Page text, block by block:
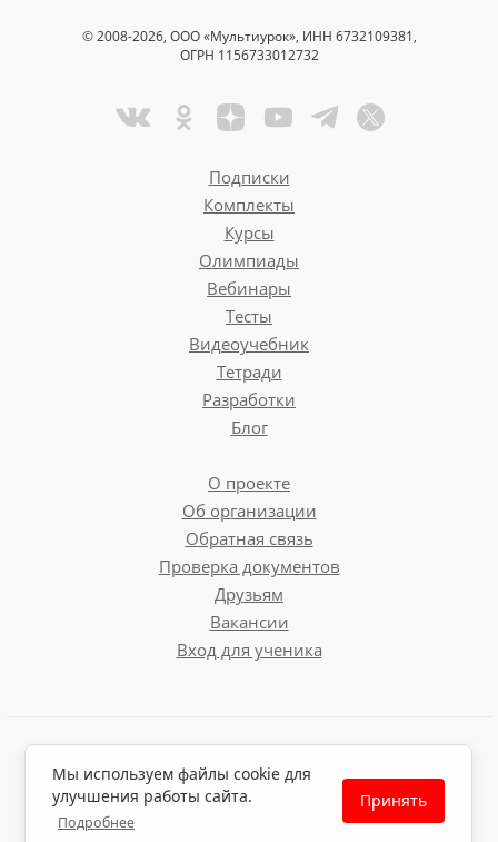
© 2008-2026, ООО «Мультиурок», ИНН 6732109381,
ОГРН 1156733012732
Подписки
Комплекты
Курсы
Олимпиады
Вебинары
Тесты
Видеоучебник
Тетради
Разработки
Блог
О проекте
Об организации
Обратная связь
Проверка документов
Друзьям
Вакансии
Вход для ученика
Политика обработки персональных данных
Политика использования файлов cookie
Мы используем файлы cookie для
улучшения работы сайта.
Подробнее
Принять